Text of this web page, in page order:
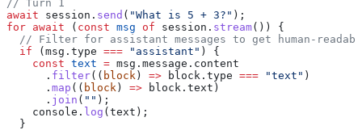
// Turn 1
await session . send ( "What is 5 + 3?" );
for await ( const msg of session . stream()) {
// Filter for assistant messages to get human-
  if
( msg . type === "assistant" ) {
    const
text = msg . message . content
      .
filter(( block ) => block . type === "text" )
      .
map (( block ) => block . text )
      .
join ( "" );
    console
. log ( text );
  }